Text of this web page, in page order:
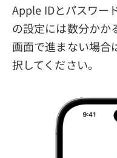
Apple IDとパスワー
の設定には数分かか
画面で進まない場合
択してください。